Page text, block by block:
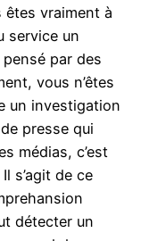
êtes vraiment à
service un
par des
vous n’êtes
un investigation
presse qui
médias, c’est
s’agit de ce
détecter un